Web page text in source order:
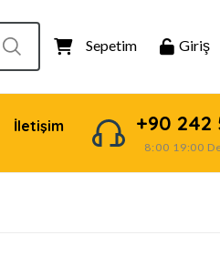
Sepetim Giriş
İletişim +90 242
8:00 19:00